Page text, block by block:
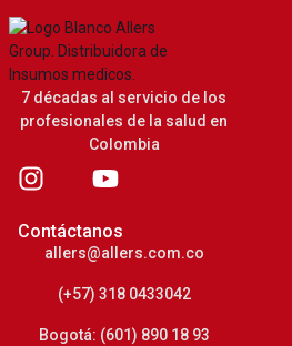
7 décadas al servicio de los
profesionales de la salud en
Colombia
Contáctanos
allers@allers.com.co
(+57) 318 0433042
Bogotá: (601) 890 18 93